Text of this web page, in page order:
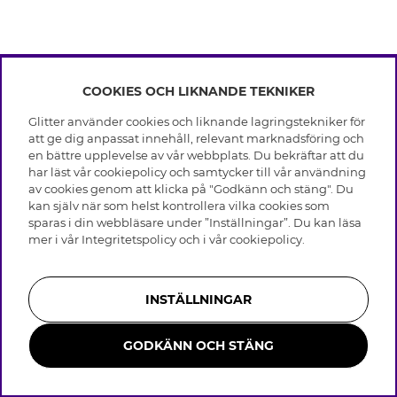
INFO
Leverans
Villkor
Integritetspolicy
Cookies
Medlemsvillkor
Jobba hos Glitter
Återkallelse
OM GLITTER
Black Friday
Våra butiker
Varumärken
Företagshistoria
Visselblåsning
Press & Samarbeten
HJÄLP
Vanliga frågor
Kundservice
Skötselråd skinnhandskar
Storleksguide för ringar
Smycken i rostfritt stål
Bli medlem
COOKIES OCH LIKNANDE TEKNIKER
Glitter använder cookies och liknande lagringstekniker för
att ge dig anpassat innehåll, relevant marknadsföring och
en bättre upplevelse av vår webbplats. Du bekräftar att du
har läst vår cookiepolicy och samtycker till vår användning
av cookies genom att klicka på "Godkänn och stäng". Du
kan själv när som helst kontrollera vilka cookies som
sparas i din webbläsare under ”Inställningar”. Du kan läsa
mer i vår Integritetspolicyoch i vårcookiepolicy
INSTÄLLNINGAR
GODKÄNN OCH STÄNG